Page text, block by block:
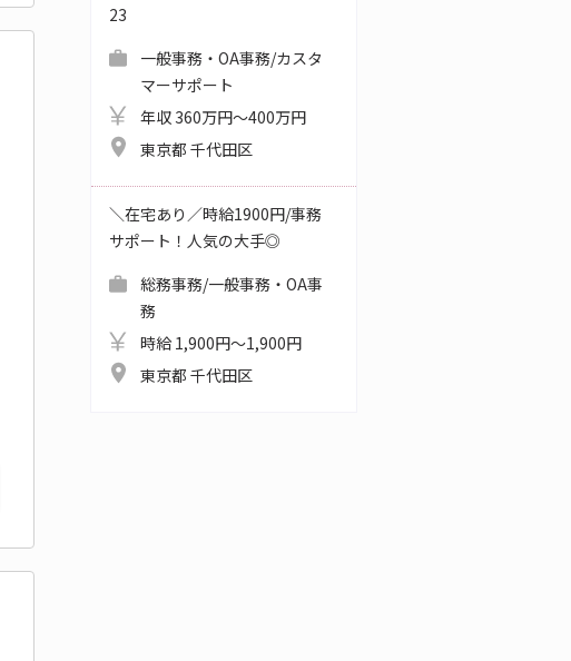
23
一般事務・OA事務/カスタ
マーサポート
年収 360万円～400万円
東京都 千代田区
＼在宅あり／時給1900円/事務
サポート！人気の大手◎
総務事務/一般事務・OA事
務
時給 1,900円～1,900円
東京都 千代田区